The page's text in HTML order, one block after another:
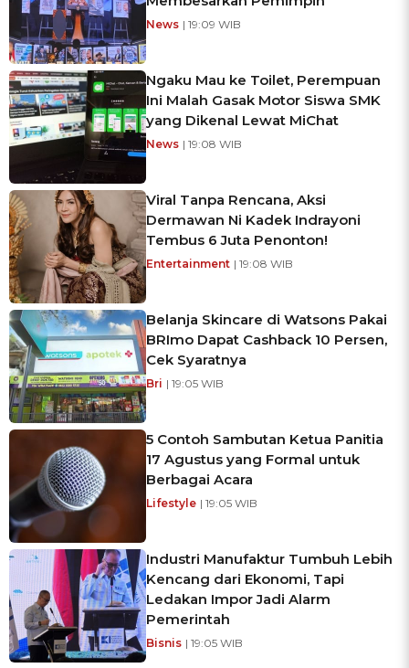
News | 19:09 WIB
Ngaku Mau ke Toilet, Perempuan
Ini Malah Gasak Motor Siswa SMK
yang Dikenal Lewat MiChat
News | 19:08 WIB
Viral Tanpa Rencana, Aksi
Dermawan Ni Kadek Indrayoni
Tembus 6 Juta Penonton!
Entertainment | 19:08 WIB
Belanja Skincare di Watsons Pakai
BRImo Dapat Cashback 10 Persen,
Cek Syaratnya
Bri | 19:05 WIB
5 Contoh Sambutan Ketua Panitia
17 Agustus yang Formal untuk
Berbagai Acara
Lifestyle | 19:05 WIB
Industri Manufaktur Tumbuh Lebih
Kencang dari Ekonomi, Tapi
Ledakan Impor Jadi Alarm
Pemerintah
Bisnis | 19:05 WIB